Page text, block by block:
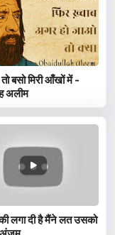
बसो मिरी आँखों में -
अलीम
की लगा दी है मैंने लत उसको